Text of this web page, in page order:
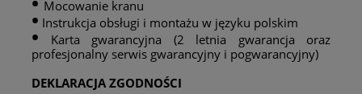
Mocowanie kranu
• Instrukcja obsługi i montażu w języku polskim
•
Karta gwarancyjna (2 letnia gwarancja oraz
profesjonalny serwis gwarancyjny i pogwarancyjny)
DEKLARACJA ZGODNOŚCI